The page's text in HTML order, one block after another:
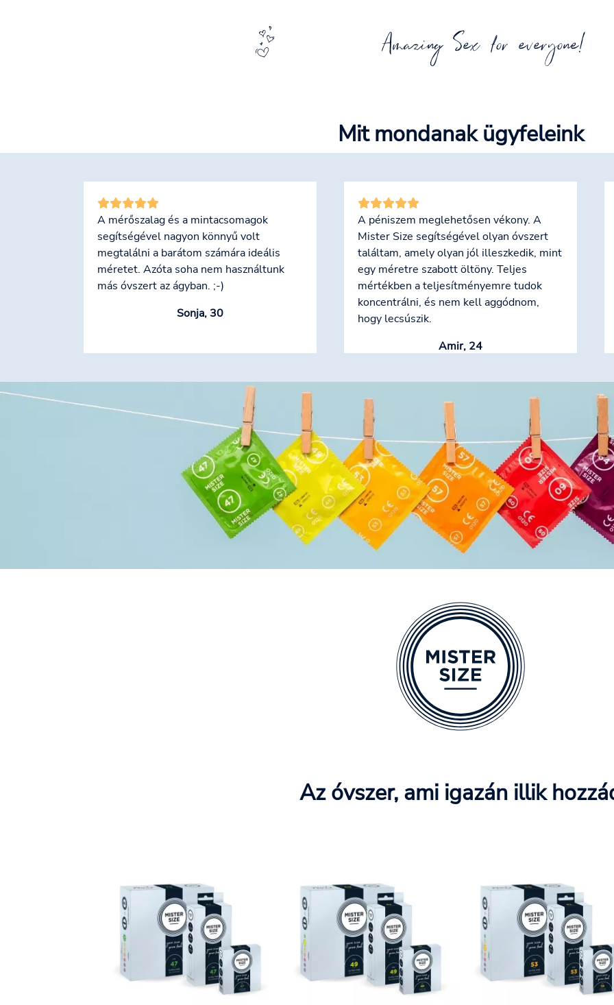
Amazing Sex for everyone!
Mit mondanak ügyfeleink
A mérőszalag és a mintacsomagok
segítségével nagyon könnyű volt
megtalálni a barátom számára ideális
méretet. Azóta soha nem használtunk
más óvszert az ágyban. ;-)
Sonja, 30
A péniszem meglehetősen vékony. A
Mister Size segítségével olyan óvszert
találtam, amely olyan jól illeszkedik, mint
egy méretre szabott öltöny. Teljes
mértékben a teljesítményemre tudok
koncentrálni, és nem kell aggódnom,
hogy lecsúszik.
Amir, 24
Az óvszer, ami igazán illik